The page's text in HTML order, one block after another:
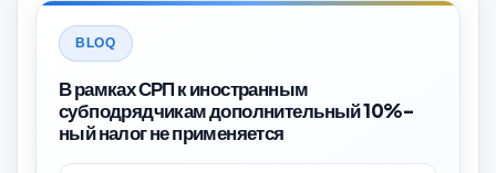
BLOQ
В рамках СРП к иностранным
субподрядчикам дополнительный 10%-
ный налог не применяется